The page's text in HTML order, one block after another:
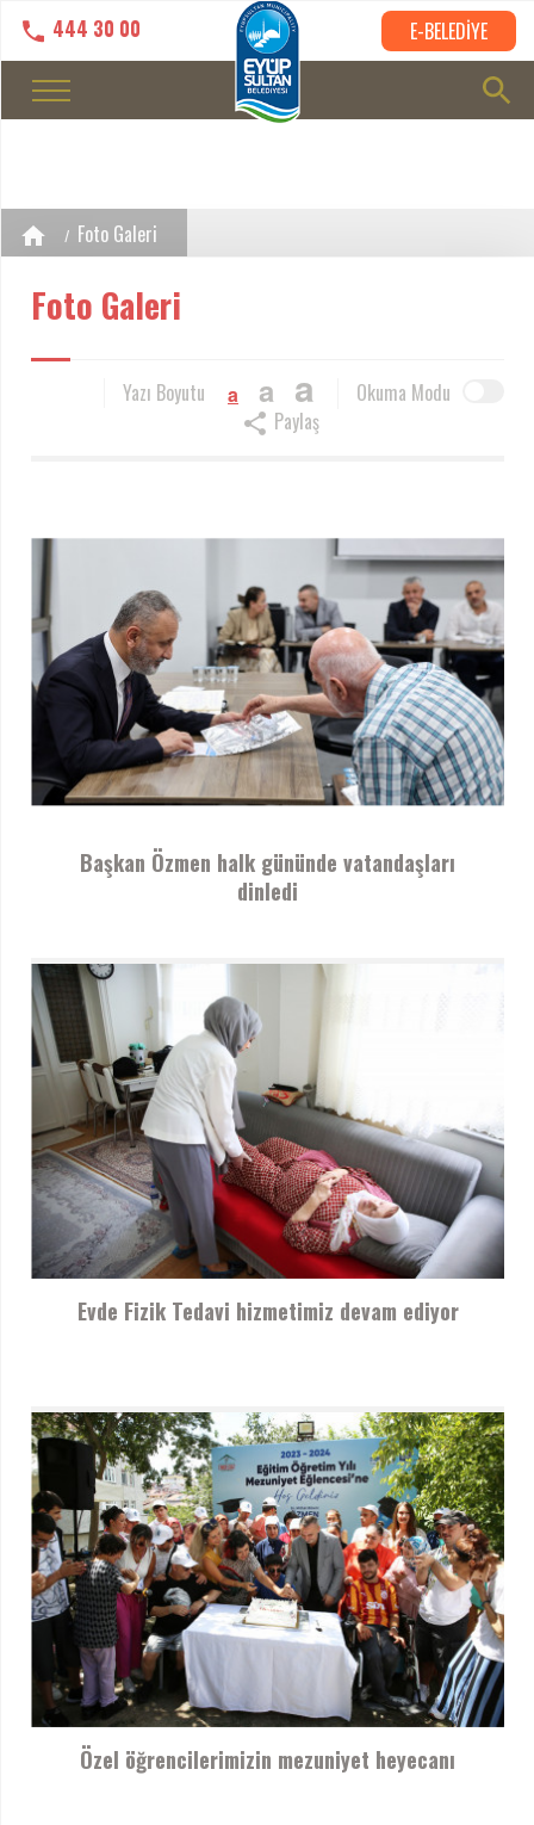
444 30 00 E-BELEDİYE
Foto Galeri
Foto Galeri
Okuma Modu
Yazı Boyutu a a a
Paylaş
Başkan Özmen halk gününde vatandaşları
dinledi
Evde Fizik Tedavi hizmetimiz devam ediyor
Özel öğrencilerimizin mezuniyet heyecanı